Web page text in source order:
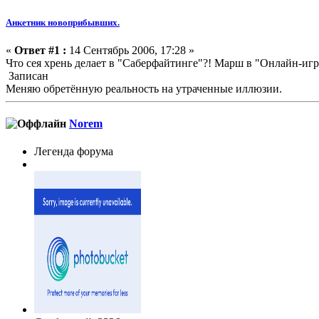
Анкетник новоприбывших.
« Ответ #1 : 14 Сентябрь 2006, 17:28 »
Что сея хрень делает в "Саберфайтинге"?! Марш в "Онлайн-
Записан
Меняю обретённую реальность на утраченные иллюзии.
Norem
Легенда форума